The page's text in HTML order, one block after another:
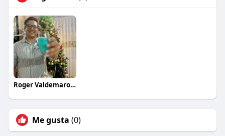
Roger Valdemaro Saldaña Bernal
Me gusta (0)